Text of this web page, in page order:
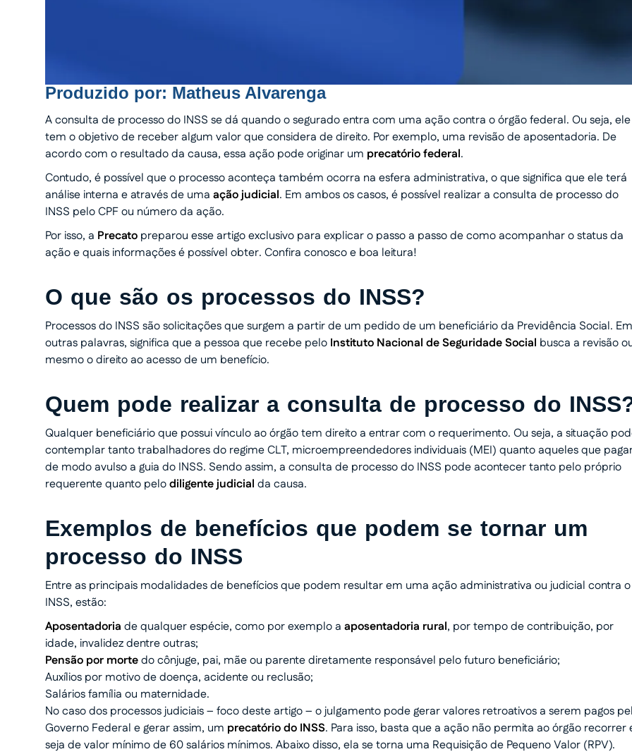
Produzido por: Matheus Alvarenga
A consulta de processo do INSS se dá quando o segurado entra com uma ação contra o órgão federal. Ou seja, ele
tem o objetivo de receber algum valor que considera de direito. Por exemplo, uma revisão de aposentadoria. De
acordo com o resultado da causa, essa ação pode originar um precatório federal.
Contudo, é possível que o processo aconteça também ocorra na esfera administrativa, o que significa que ele terá
análise interna e através de uma ação judicial. Em ambos os casos, é possível realizar a consulta de processo do
INSS pelo CPF ou número da ação.
Por isso, a Precato preparou esse artigo exclusivo para explicar o passo a passo de como acompanhar o status da
ação e quais informações é possível obter. Confira conosco e boa leitura!
O que são os processos do INSS?
Processos do INSS são solicitações que surgem a partir de um pedido de um beneficiário da Previdência Social. Em
outras palavras, significa que a pessoa que recebe pelo Instituto Nacional de Seguridade Social busca a revisão
mesmo o direito ao acesso de um benefício.
Quem pode realizar a consulta de processo do
Qualquer beneficiário que possui vínculo ao órgão tem direito a entrar com o requerimento. Ou seja, a situação
contemplar tanto trabalhadores do regime CLT, microempreendedores individuais (MEI) quanto aqueles que
de modo avulso a guia do INSS. Sendo assim, a consulta de processo do INSS pode acontecer tanto pelo próprio
requerente quanto pelodiligente judicial da causa.
Exemplos de benefícios que podem se tornar um
processo do INSS
Entre as principais modalidades de benefícios que podem resultar em uma ação administrativa ou judicial contra o
INSS, estão:
Aposentadoria de qualquer espécie, como por exemplo a aposentadoria rural, por tempo de contribuição, por
idade, invalidez dentre outras;
Pensão por mortedo cônjuge, pai, mãe ou parente diretamente responsável pelo futuro beneficiário;
Auxílios por motivo de doença, acidente ou reclusão;
Salários família ou maternidade.
No caso dos processos judiciais – foco deste artigo – o julgamento pode gerar valores retroativos a serem pagos
Governo Federal e gerar assim, um precatório do INSS. Para isso, basta que a ação não permita ao órgão recorrer
seja de valor mínimo de 60 salários mínimos. Abaixo disso, ela se torna uma Requisição de Pequeno Valor (RPV).